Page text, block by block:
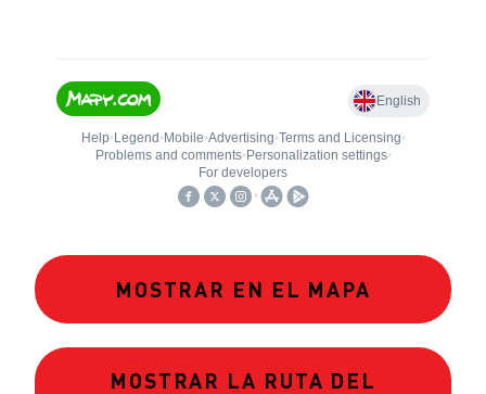
MOSTRAR EN EL MAPA
MOSTRAR LA RUTA DEL